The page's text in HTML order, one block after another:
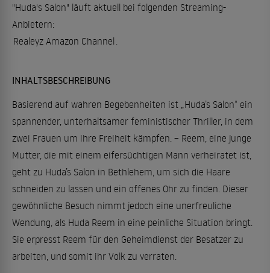
"Huda's Salon" läuft aktuell bei folgenden Streaming-
Anbietern:
Realeyz Amazon Channel
INHALTSBESCHREIBUNG
Basierend auf wahren Begebenheiten ist „Huda’s Salon“ ein
spannender, unterhaltsamer feministischer Thriller, in dem
zwei Frauen um ihre Freiheit kämpfen. – Reem, eine junge
Mutter, die mit einem eifersüchtigen Mann verheiratet ist,
geht zu Huda’s Salon in Bethlehem, um sich die Haare
schneiden zu lassen und ein offenes Ohr zu finden. Dieser
gewöhnliche Besuch nimmt jedoch eine unerfreuliche
Wendung, als Huda Reem in eine peinliche Situation bringt.
Sie erpresst Reem für den Geheimdienst der Besatzer zu
arbeiten, und somit ihr Volk zu verraten.